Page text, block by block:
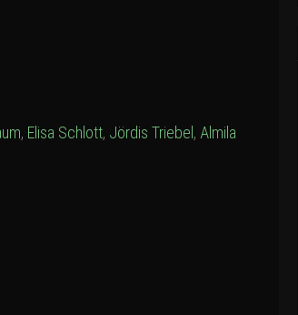
, Elisa Schlott, Jördis Triebel , Almila